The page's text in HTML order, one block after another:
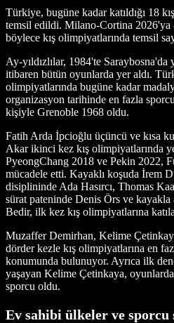
Türkiye, bugüne kadar katıldığı 18
temsil edildi. Milano-Cortina 2026'ya
böylece kış olimpiyatlarında temsil
Ay-yıldızlılar, 1984'te
itibaren bütün oyunlarda yer aldı.
olimpiyatlarında bugüne kadar
organizasyon tarihinde en fazla
kişiyle Grenoble 1968 oldu.
Fatih Arda İpcioğlu üçüncü ve kısa
Akar ikinci kez kış olimpiyatlarında
PyeongChang 2018 ve Pekin 2022,
mücadele etti. Kayaklı koşuda İrem
disiplininde Ada Hasırcı, Thomas
sürat pateninde Denis Örs ve
Bedir, ilk kez kış olimpiyatlarına
Muzaffer Demirhan, Kelime
dörder kezle kış olimpiyatlarına en
konumunda bulunuyor. Ayrıca ilk
yaşayan Kelime Çetinkaya,
sporcu oldu.
Ev sahibi ülkeler ve sporcu